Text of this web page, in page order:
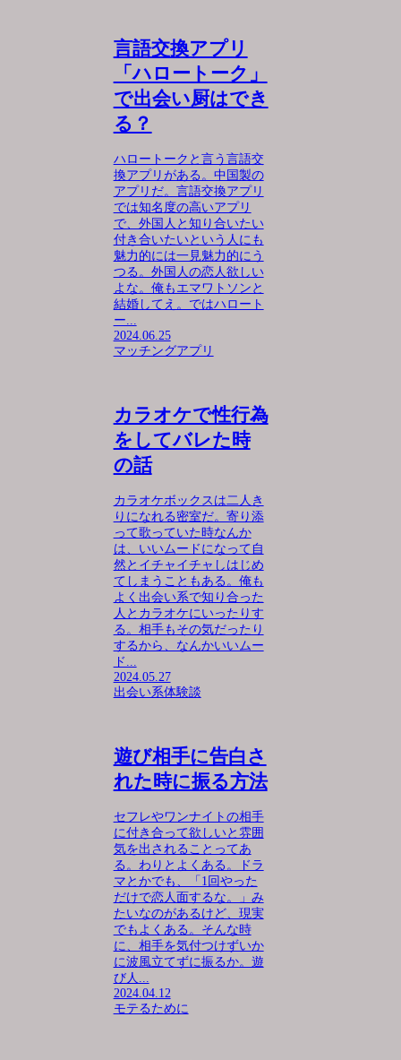
言語交換アプリ
「ハロートーク」
で出会い厨はでき
る？
ハロートークと言う言語交
換アプリがある。中国製の
アプリだ。言語交換アプリ
では知名度の高いアプリ
で、外国人と知り合いたい
付き合いたいという人にも
魅力的には一見魅力的にう
つる。外国人の恋人欲しい
よな。俺もエマワトソンと
結婚してえ。ではハロート
ー...
2024.06.25
マッチングアプリ
カラオケで性行為
をしてバレた時
の話
カラオケボックスは二人き
りになれる密室だ。寄り添
って歌っていた時なんか
は、いいムードになって自
然とイチャイチャしはじめ
てしまうこともある。俺も
よく出会い系で知り合った
人とカラオケにいったりす
る。相手もその気だったり
するから、なんかいいムー
ド...
2024.05.27
出会い系体験談
遊び相手に告白さ
れた時に振る方法
セフレやワンナイトの相手
に付き合って欲しいと雰囲
気を出されることってあ
る。わりとよくある。ドラ
マとかでも、「1回やった
だけで恋人面するな。」み
たいなのがあるけど、現実
でもよくある。そんな時
に、相手を気付つけずいか
に波風立てずに振るか。遊
び人...
2024.04.12
モテるために